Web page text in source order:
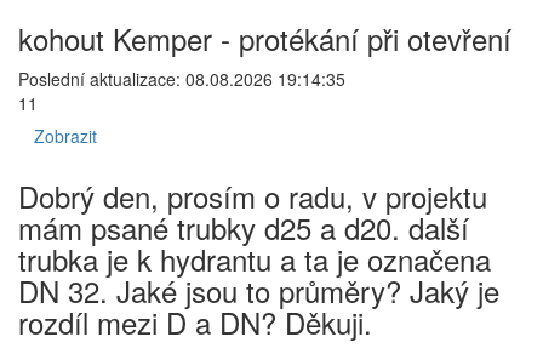
kohout Kemper - protékání při otevření
Poslední aktualizace: 08.08.2026 19:14:35
11
Zobrazit
Dobrý den, prosím o radu, v projektu
mám psané trubky d25 a d20. další
trubka je k hydrantu a ta je označena
DN 32. Jaké jsou to průměry? Jaký je
rozdíl mezi D a DN? Děkuji.